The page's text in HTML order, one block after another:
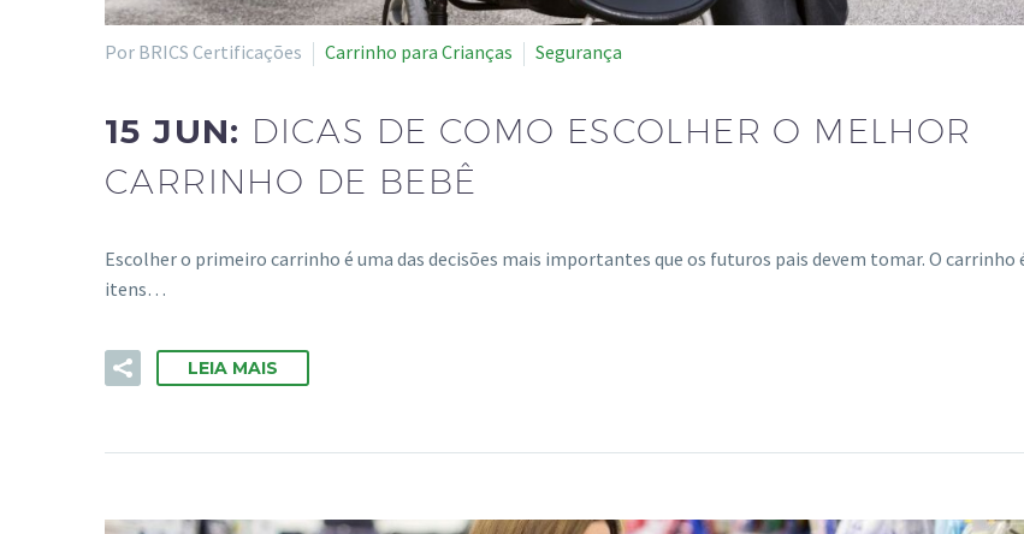
Por BRICS Certificações Carrinho para Crianças Segurança
15 JUN: DICAS DE COMO ESCOLHER O MELHOR
CARRINHO DE BEBÊ
Escolher o primeiro carrinho é uma das decisões mais importantes que os futuros pais devem tomar. O carrinho
itens…
LEIA MAIS